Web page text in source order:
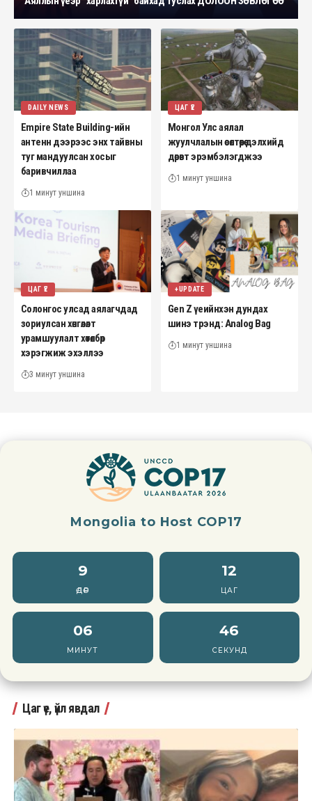
DAILY NEWS
Empire State Building-ийн
антенн дээрээс энх тайвны
туг мандуулсан хосыг
баривчиллаа
1 минут уншина
ЦАГ ҮЕ
Монгол Улс аялал
жуулчлалын өсөлтөөрөө дэлхийд
дөрөвт эрэмбэлэгджээ
1 минут уншина
ЦАГ ҮЕ
Солонгос улсад аялагчдад
зориулсан хөнгөлөлт
урамшуулалт хөтөлбөр
хэрэгжиж эхэллээ
3 минут уншина
+UPDATE
Gen Z үеийнхэн дундах
шинэ трэнд: Analog Bag
1 минут уншина
Mongolia to Host COP17
9
ӨДӨР
12
ЦАГ
06
МИНУТ
44
СЕКУНД
Цаг үе, үйл явдал